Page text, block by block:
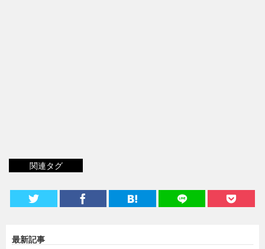
関連タグ
最新記事